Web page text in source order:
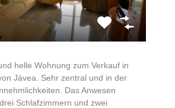
helle Wohnung zum Verkauf in
Jávea. Sehr zentral und in der
Das Anwesen
Schlafzimmern und zwei